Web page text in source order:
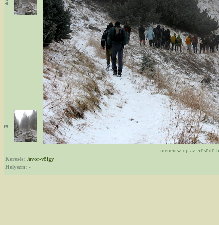
menetoszlop az erősödő
Keresés: Jávor-völgy
Helyszín: -